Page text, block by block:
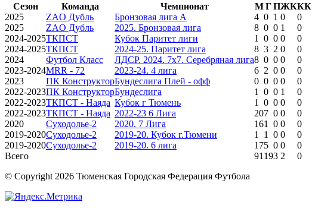
Сезон
Команда Чемпионат М ГПЖККК
2025
ZAO Дубль Бронзовая лига А 4 0 1 0
0
2025
ZAO Дубль 2025. Бронзовая лига 8 0 0 1
0
2024-2025ТКПСТ Кубок Паритет лиги 1 0 0 0
0
2024-2025ТКПСТ 2024-25. Паритет лига 8 3 2 0
0
2024
Футбол Класс ЛДСР. 2024. 7х7. Серебряная лига8 0 0 0
0
2023-2024MRR - 72 2023-24. 4 лига 6 2 0 0
0
2023
ПК КонструкторБундеслига Плей - офф 0 0 0 0
0
2022-2023ПК КонструкторБундеслига 1 0 0 1
0
2022-2023ТКПСТ - Наяда Кубок г Тюмень 1 0 0 0
0
2022-2023ТКПСТ - Наяда 2022-23 6 Лига 207 0 0
0
2020
Суходолье-2 2020. 7 Лига 161 0 0
0
2019-2020Суходолье-2 2019-20. Кубок г.Тюмени 1 1 0 0
0
2019-2020Суходолье-2 2019-20. 6 лига 175 0 0
0
Всего
91 193 2
0
© Copyright 2026 Тюменская Городская Федерация Футбола